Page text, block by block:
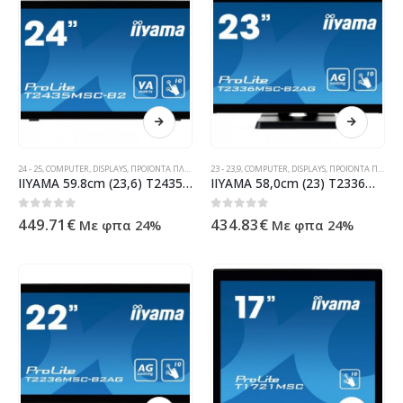
24 - 25,COMPUTER, DISPLAYS, ΠΡΟΪΌΝΤΑ ΠΛΗΡΟΦΟΡΙΚΉΣ - ΚΙΝΗΤΉΣ ΤΗΛΕΦΩΝΊΑΣ - ΗΛΕΚΤΡΟΝΙΚΆ
IIYAMA 59.8cm (23,6) T2435MSC-B2 169 M-Touch DVI-D+HDMI T2435MSC-B2
0out of 5
449.71 € Με φπα 24%
23 - 23,9,COMPUTER, DISPLAYS, ΠΡΟΪΌΝΤΑ ΠΛΗΡΟΦΟΡΙΚΉΣ - ΚΙΝΗΤΉΣ ΤΗΛΕΦΩΝΊΑΣ - ΗΛΕΚΤΡΟΝΙΚΆ
IIYAMA 58,0cm (23) T2336MSC-B2AG 169 M-Touch DVI+VGA T2336MSC-B2AG
0out of 5
434.83€ Με φπα 24%